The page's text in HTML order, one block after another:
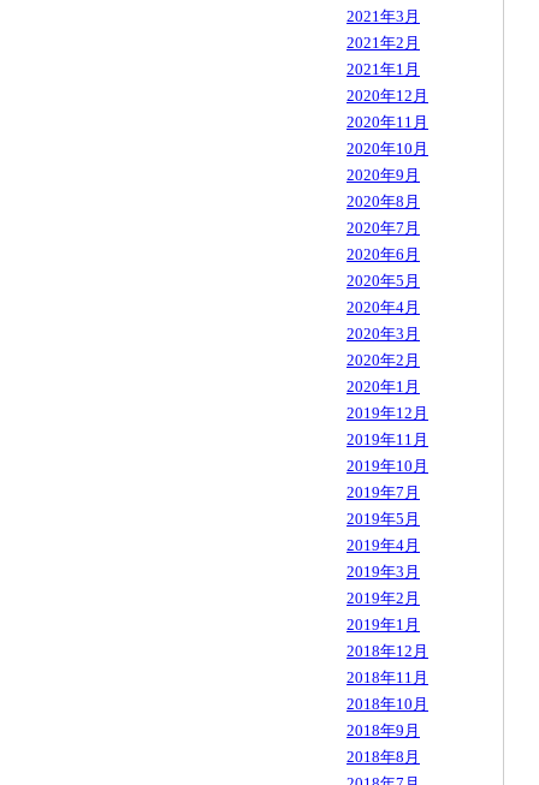
2021年3月
2021年2月
2021年1月
2020年12月
2020年11月
2020年10月
2020年9月
2020年8月
2020年7月
2020年6月
2020年5月
2020年4月
2020年3月
2020年2月
2020年1月
2019年12月
2019年11月
2019年10月
2019年7月
2019年5月
2019年4月
2019年3月
2019年2月
2019年1月
2018年12月
2018年11月
2018年10月
2018年9月
2018年8月